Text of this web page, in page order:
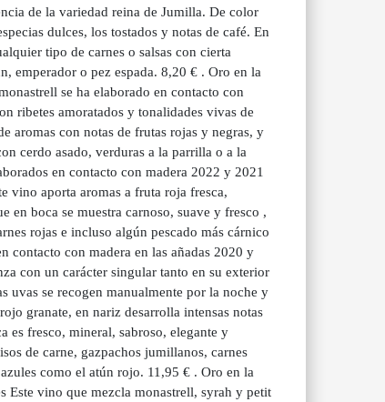
de la variedad reina de Jumilla. De color
dulces, los tostados y notas de café. En
tipo de carnes o salsas con cierta
emperador o pez espada. 8,20 € . Oro en la
se ha elaborado en contacto con
ribetes amoratados y tonalidades vivas de
aromas con notas de frutas rojas y negras, y
cerdo asado, verduras a la parrilla o a la
en contacto con madera 2022 y 2021
vino aporta aromas a fruta roja fresca,
en boca se muestra carnoso, suave y fresco ,
rojas e incluso algún pescado más cárnico
contacto con madera en las añadas 2020 y
con un carácter singular tanto en su exterior
uvas se recogen manualmente por la noche y
granate, en nariz desarrolla intensas notas
es fresco, mineral, sabroso, elegante y
de carne, gazpachos jumillanos, carnes
como el atún rojo. 11,95 € . Oro en la
Este vino que mezcla monastrell, syrah y petit